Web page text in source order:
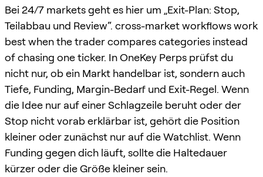
Bei 24/7 markets geht es hier um „Exit-Plan: Stop,
Teilabbau und Review“. cross-market workflows work
best when the trader compares categories instead
of chasing one ticker. In OneKey Perps prüfst du
nicht nur, ob ein Markt handelbar ist, sondern auch
Tiefe, Funding, Margin-Bedarf und Exit-Regel. Wenn
die Idee nur auf einer Schlagzeile beruht oder der
Stop nicht vorab erklärbar ist, gehört die Position
kleiner oder zunächst nur auf die Watchlist. Wenn
Funding gegen dich läuft, sollte die Haltedauer
kürzer oder die Größe kleiner sein.